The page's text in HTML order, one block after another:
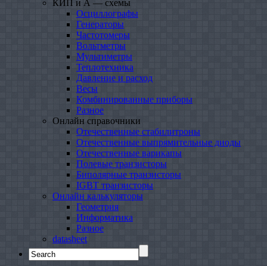
КИП и А — схемы
Осциллографы
Генераторы
Частотомеры
Вольтметры
Мультиметры
Теплотехника
Давление и расход
Весы
Комбинированные приборы
Разное
Онлайн справочники
Отечественные стабилитроны
Отечественные выпрямительные диоды
Отечественные варикапы
Полевые транзисторы
Биполярные транзисторы
IGBT транзисторы
Онлайн калькуляторы
Геометрия
Информатика
Разное
datasheet
Search
for: